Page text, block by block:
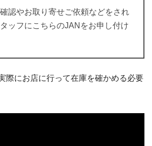
認やお取り寄せご依頼などをされ
ッフにこちらのJANをお申し付け
際にお店に行って在庫を確かめる必要